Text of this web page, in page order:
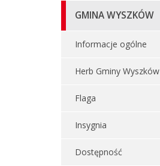
Menu
główne
GMINA WYSZKÓW
Informacje ogólne
Herb Gminy Wyszków
Flaga
Insygnia
Dostępność